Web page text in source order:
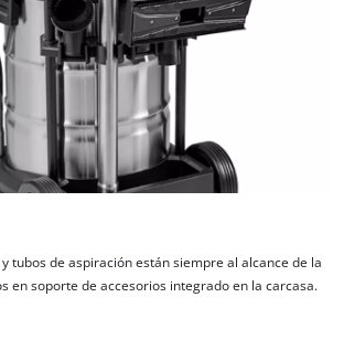
tubos de aspiración están siempre al alcance de la
en soporte de accesorios integrado en la carcasa.